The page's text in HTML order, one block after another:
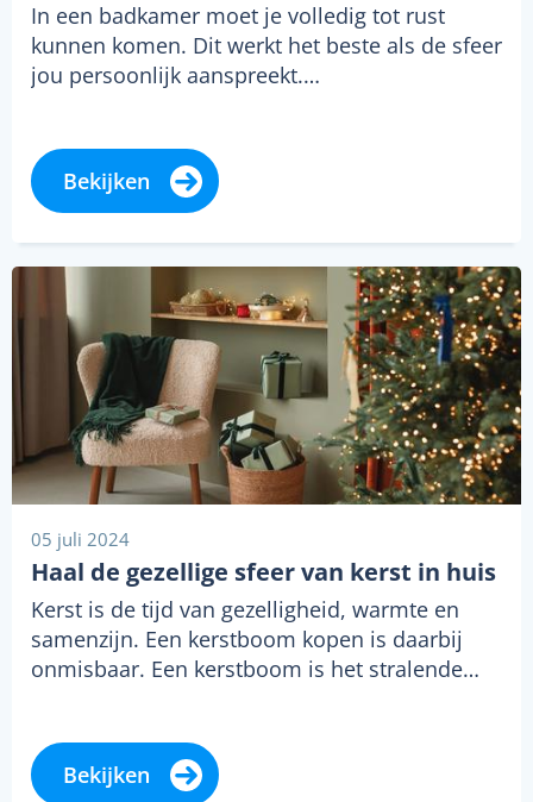
In een badkamer moet je volledig tot rust
kunnen komen. Dit werkt het beste als de sfeer
jou persoonlijk aanspreekt.…
Bekijken
05 juli 2024
Haal de gezellige sfeer van kerst in huis
Kerst is de tijd van gezelligheid, warmte en
samenzijn. Een kerstboom kopen is daarbij
onmisbaar. Een kerstboom is het stralende…
Bekijken